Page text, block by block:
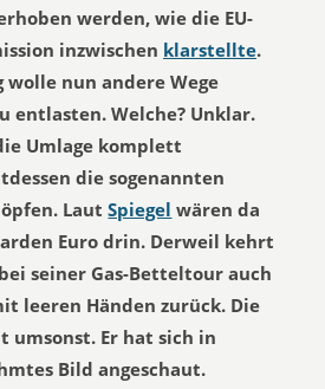
werden, wie die EU-
inzwischen klarstellte.
wolle nun andere Wege
entlasten. Welche? Unklar.
Umlage komplett
die sogenannten
LautSpiegel wären da
Euro drin. Derweil kehrt
seiner Gas-Betteltour auch
leeren Händen zurück. Die
umsonst. Er hat sich in
Bild angeschaut.